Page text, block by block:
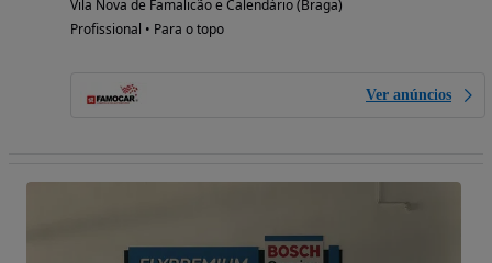
Vila Nova de Famalicão e Calendário (Braga)
Profissional • Para o topo
Ver anúncios